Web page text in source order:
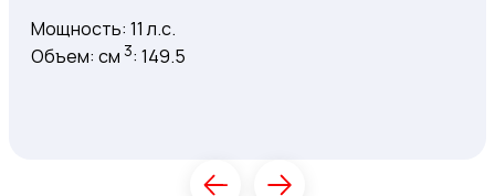
Мощность: 11 л.с.
Объем: см 3: 149.5